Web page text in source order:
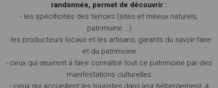
randonnée, permet de découvrir :
- les spécificités des terroirs (sites et milieux naturels,
patrimoine …)
- les producteurs locaux et les artisans, garants du savoir-faire
et du patrimoine
- ceux qui œuvrent à faire connaître tout ce patrimoine par des
manifestations culturelles
- ceux qui accueillent les touristes dans leur hébergement, à